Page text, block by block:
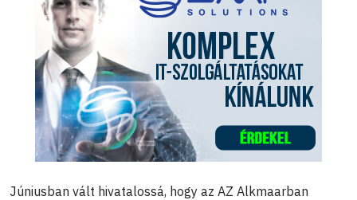
Júniusban vált hivatalossá, hogy az AZ Alkmaarban